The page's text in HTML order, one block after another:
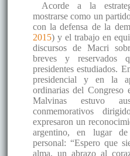
Acorde a la
mostrarse como un
con la defensa de la
2015) y el trabajo en
discursos de Macri
breves y reservados
presidentes estudiados.
presidencial y en la
ordinarias del
Malvinas estuvo
conmemorativos
expresaron un
argentino, en lugar
personal: “Espero que
alma, un abrazo al